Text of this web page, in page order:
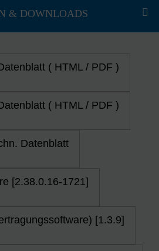
( HTML / PDF )
( HTML / PDF )
Datenblatt
[2.38.0.16-1721]
[1.3.9]